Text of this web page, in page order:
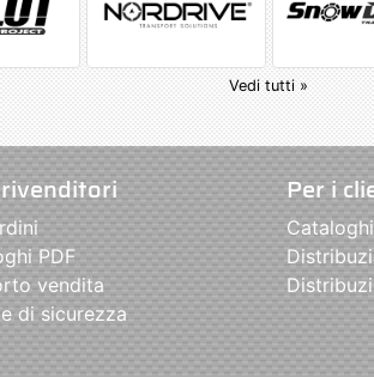
Vedi tutti »
PDF
vendita
di sicurezza
Per i